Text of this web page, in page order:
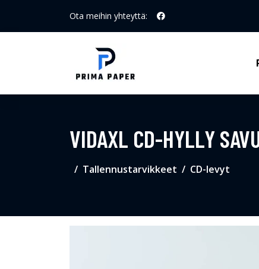
Ota meihin yhteyttä:
VIDAXL CD-HYLLY
Tallennustarvikkeet CD-levyt